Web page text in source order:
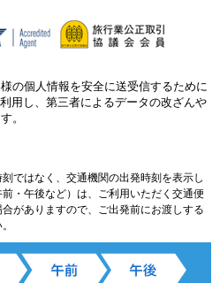
の個人情報を安全に送受信するために
用し、第三者によるデータの改ざんや
。
ではなく、交通機関の出発時刻を表示し
・午後など）は、ご利用いただく交通便
がありますので、ご出発前にお渡しする